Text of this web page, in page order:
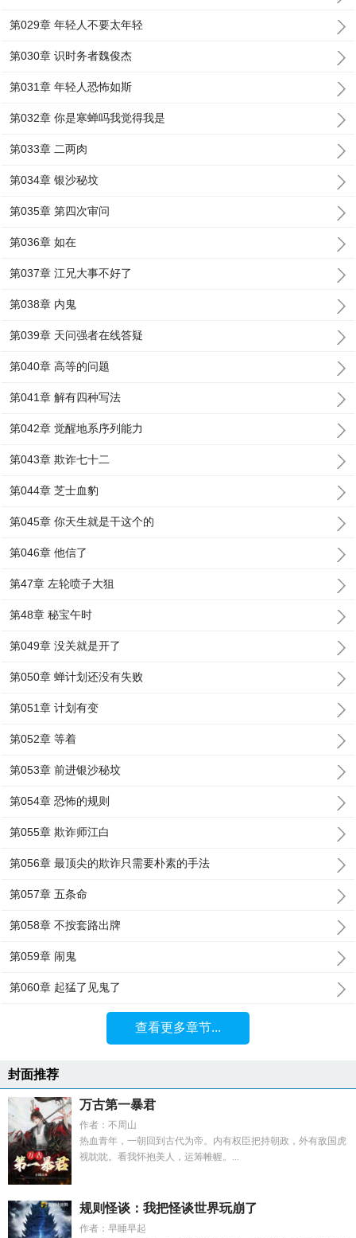
第029章 年轻人不要太年轻
第030章 识时务者魏俊杰
第031章 年轻人恐怖如斯
第032章 你是寒蝉吗我觉得我是
第033章 二两肉
第034章 银沙秘坟
第035章 第四次审问
第036章 如在
第037章 江兄大事不好了
第038章 内鬼
第039章 天问强者在线答疑
第040章 高等的问题
第041章 解有四种写法
第042章 觉醒地系序列能力
第043章 欺诈七十二
第044章 芝士血豹
第045章 你天生就是干这个的
第046章 他信了
第47章 左轮喷子大狙
第48章 秘宝午时
第049章 没关就是开了
第050章 蝉计划还没有失败
第051章 计划有变
第052章 等着
第053章 前进银沙秘坟
第054章 恐怖的规则
第055章 欺诈师江白
第056章 最顶尖的欺诈只需要朴素的手法
第057章 五条命
第058章 不按套路出牌
第059章 闹鬼
第060章 起猛了见鬼了
查看更多章节...
封面推荐
万古第一暴君
作者：不周山
热血青年，一朝回到古代为帝。内有权臣把持朝政，外有敌国虎
视眈眈。看我怀抱美人，运筹帷幄。...
规则怪谈：我把怪谈世界玩崩了
作者：早睡早起